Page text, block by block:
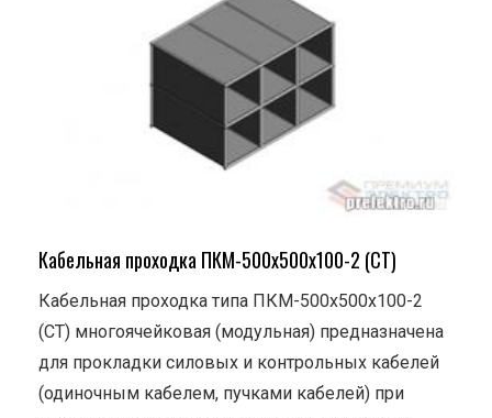
Кабельная проходка ПКМ-500х500х100-2 (СТ)
Кабельная проходка типа ПКМ-500х500х100-2
(СТ) многоячейковая (модульная) предназначена
для прокладки силовых и контрольных кабелей
(одиночным кабелем, пучками кабелей) при